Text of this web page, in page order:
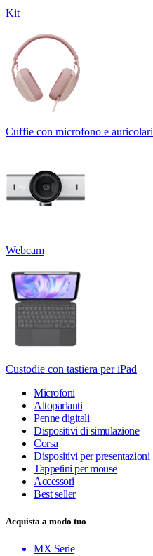
Kit
Cuffie con microfono e auricolari
Webcam
Custodie con tastiera per iPad
Microfoni
Altoparlanti
Penne digitali
Dispositivi di simulazione
Corsa
Dispositivi per presentazioni
Tappetini per mouse
Accessori
Best seller
Acquista a modo tuo
MX Serie